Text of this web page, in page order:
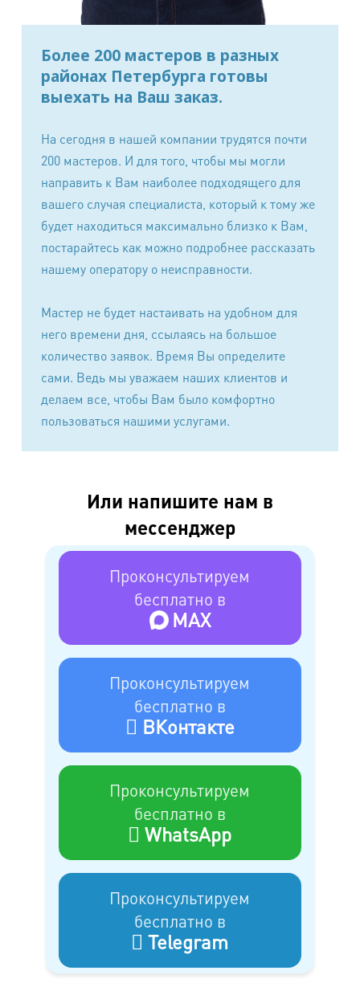
Для изделий из экзотических кож (крокодил, страус,
Сложными считаются изделия с контрастными
цветами, комбинированными материалами, а также
дополнительной индивидуальной обработки
(трудновыводимые пятна, многочисленные пятна,
водные затеки, пятна после домашней обработки,
повреждения лицевого покрытия (глубокие царапины)
для гл.кожи.
Озонирование
изделия (после чистки)
30% от
стоимости
Изделие текстильное
350 руб.
изделия, дубленки (после чистки)
20% от
Хоккейный комплект (полевой игрок)** (до
1100 руб.
Хоккейный комплект (вратарь) (17- 35 кг)
Элемент экипировки (одиночный, парный
компл. д/защиты конечн.)
Спортивная обувь (кроссовки, коньки,
Спортивная обувь (сапоги, горнолыжные
ботинки)
500 руб.
Изделие меховое, кожаное, замшевое,
дубленка, объемное текстильное
Головной убор, шлем
300 руб.
Сумка, баул
500 руб.
Изделия для детей (автокресло, переноска,
съемные элементы коляски)
Изделия для дом. животных (домик,
лежанка)
400 руб.
Нестандартное изделие
Более 200 мастеров в разных
районах Петербурга готовы
выехать на Ваш заказ.
На сегодня в нашей компании трудятся почти
200 мастеров. И для того, чтобы мы могли
направить к Вам наиболее подходящего для
вашего случая специалиста, который к тому же
будет находиться максимально близко к Вам,
постарайтесь как можно подробнее рассказать
нашему оператору о неисправности.
Мастер не будет настаивать на удобном для
него времени дня, ссылаясь на большое
количество заявок. Время Вы определите
сами. Ведь мы уважаем наших клиентов и
делаем все, чтобы Вам было комфортно
пользоваться нашими услугами.
Или напишите нам в
мессенджер
Проконсультируем
бесплатно в
MAX
Проконсультируем
бесплатно в
ВКонтакте
Проконсультируем
бесплатно в
WhatsApp
Проконсультируем
бесплатно в
Telegram